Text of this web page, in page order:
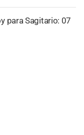
para Sagitario: 07